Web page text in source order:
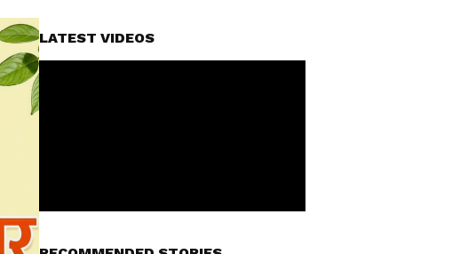
LATEST VIDEOS